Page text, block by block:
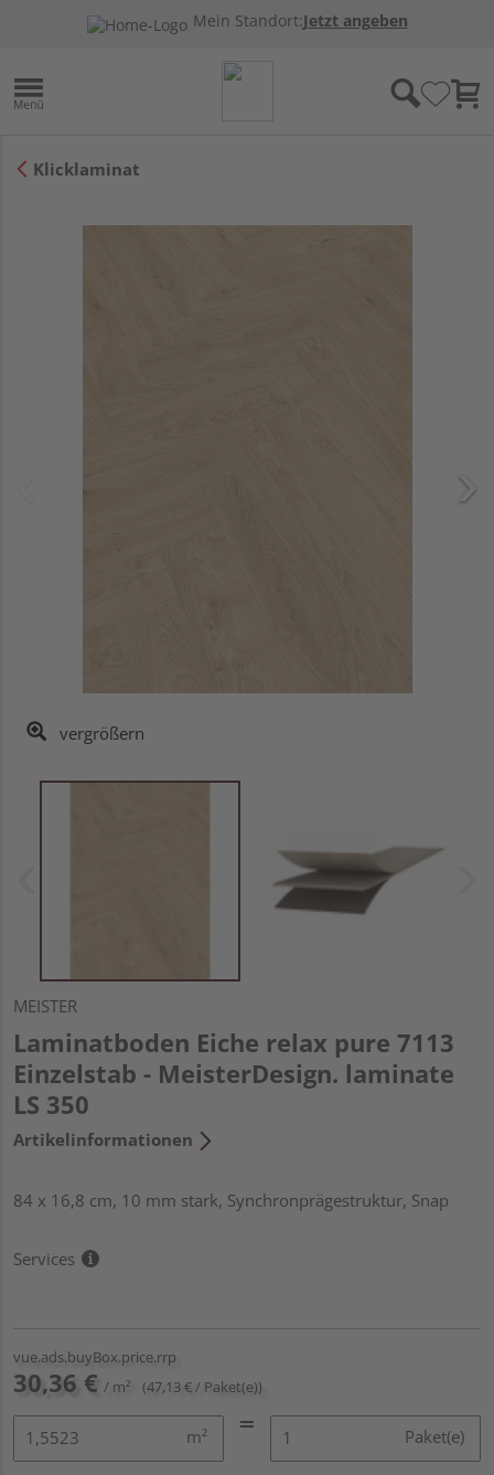
Mein Standort:Jetzt angeben
Klicklaminat
vergrößern
MEISTER
Laminatboden Eiche relax pure 7113
Einzelstab - MeisterDesign. laminate
LS 350
Artikelinformationen
84 x 16,8 cm, 10 mm stark, Synchronprägestruktur, Snap
Services
vue.ads.buyBox.price.rrp
30,36 € / m² (47,13 € / Paket(e))
m² Paket(e)